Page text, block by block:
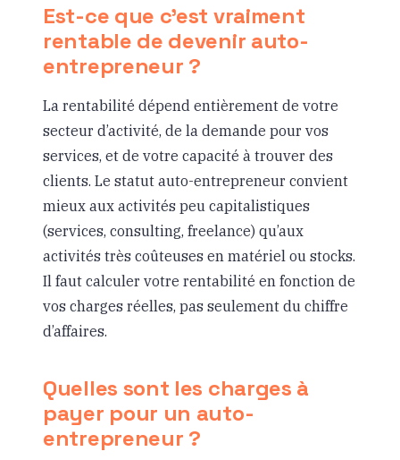
Est-ce que c’est vraiment
rentable de devenir auto-
entrepreneur ?
La rentabilité dépend entièrement de votre
secteur d’activité, de la demande pour vos
services, et de votre capacité à trouver des
clients. Le statut auto-entrepreneur convient
mieux aux activités peu capitalistiques
(services, consulting, freelance) qu’aux
activités très coûteuses en matériel ou stocks.
Il faut calculer votre rentabilité en fonction de
vos charges réelles, pas seulement du chiffre
d’affaires.
Quelles sont les charges à
payer pour un auto-
entrepreneur ?